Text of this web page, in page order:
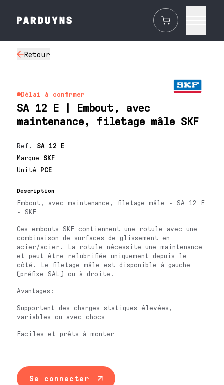
Retour
Délai à confirmer
SA 12 E | Embout, avec
maintenance, filetage mâle SKF
Ref. SA 12 E
Marque SKF
Unité PCE
Description
Embout, avec maintenance, filetage mâle - SA 12 E
- SKF
Ces embouts SKF contiennent une rotule avec une
combinaison de surfaces de glissement en
acier/acier. La rotule nécessite une maintenance
et peut être relubrifiée uniquement depuis le
côté. Le filetage mâle est disponible à gauche
(préfixe SAL) ou à droite.
Avantages:
Supportent des charges statiques élevées,
variables ou avec chocs
Faciles et prêts à monter
Se connecter